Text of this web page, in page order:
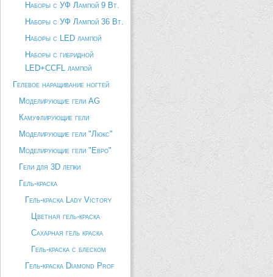
Наборы с УФ Лампой 9 Вт.
Наборы с УФ Лампой 36 Вт.
Наборы с LED лампой
Наборы с гибридной
LED+CCFL лампой
Гелевое наращивание ногтей
Моделирующие гели AG
Камуфлирующие гели
Моделирующие гели "Люкс"
Моделирующие гели "Евро"
Гели для 3D лепки
Гель-краска
Гель-краска Lady Victory
Цветная гель-краска
Сахарная гель краска
Гель-краска с блеском
Гель-краска Diamond Prof